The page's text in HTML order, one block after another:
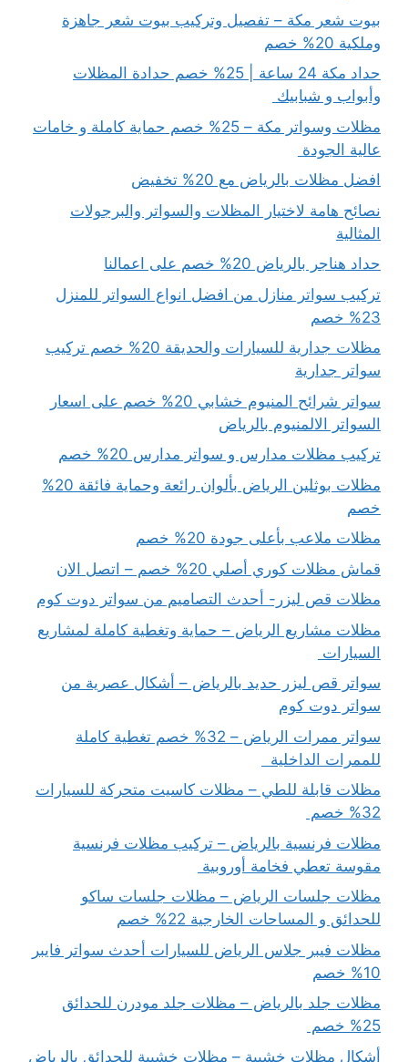
بيوت شعر مكة – تفصيل وتركيب بيوت شعر جاهزة
وملكية 20% خصم
حداد مكة 24 ساعة | 25% خصم حدادة المظلات
وأبواب و شبابيك
مظلات وسواتر مكة – 25% خصم حماية كاملة و خامات
عالية الجودة
افضل مظلات بالرياض مع 20% تخفيض
نصائح هامة لاختيار المظلات والسواتر والبرجولات
المثالية
حداد هناجر بالرياض 20% خصم على اعمالنا
تركيب سواتر منازل من افضل انواع السواتر للمنزل
23% خصم
مظلات جدارية للسيارات والحديقة 20% خصم تركيب
سواتر جدارية
سواتر شرائح المنيوم خشابي 20% خصم على اسعار
السواتر الالمنيوم بالرياض
تركيب مظلات مدارس و سواتر مدارس 20% خصم
مظلات بوثلين الرياض بألوان رائعة وحماية فائقة 20%
خصم
مظلات ملاعب بأعلى جودة 20% خصم
قماش مظلات كوري أصلي 20% خصم – اتصل الان
مظلات قص ليزر- أحدث التصاميم من سواتر دوت كوم
مظلات مشاريع الرياض – حماية وتغطية كاملة لمشاريع
السيارات
سواتر قص ليزر حديد بالرياض – أشكال عصرية من
سواتر دوت كوم
سواتر ممرات الرياض – 32% خصم تغطية كاملة
للممرات الداخلية
مظلات قابلة للطي – مظلات كاسيت متحركة للسيارات
32% خصم
مظلات فرنسية بالرياض – تركيب مظلات فرنسية
مقوسة تعطي فخامة أوروبية
مظلات جلسات الرياض – مظلات جلسات ساكو
للحدائق و المساحات الخارجية 22% خصم
مظلات فيبر جلاس الرياض للسيارات أحدث سواتر فايبر
10% خصم
مظلات جلد بالرياض – مظلات جلد مودرن للحدائق
25% خصم
أشكال مظلات خشبية – مظلات خشبية للحدائق بالرياض